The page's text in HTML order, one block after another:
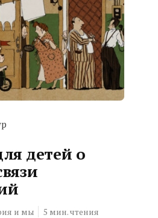
детей о
и мы 5 мин. чтения